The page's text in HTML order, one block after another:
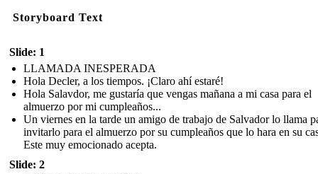
Storyboard Text
Slide: 1
LLAMADA INESPERADA
Hola Decler, a los tiempos. ¡Claro ahí estaré!
Hola Salavdor, me gustaría que vengas mañana a mi casa para el
almuerzo por mi cumpleaños...
Un viernes en la tarde un amigo de trabajo de Salvador lo llama
invitarlo para el almuerzo por su cumpleaños que lo hara en su
Este muy emocionado acepta.
Slide: 2